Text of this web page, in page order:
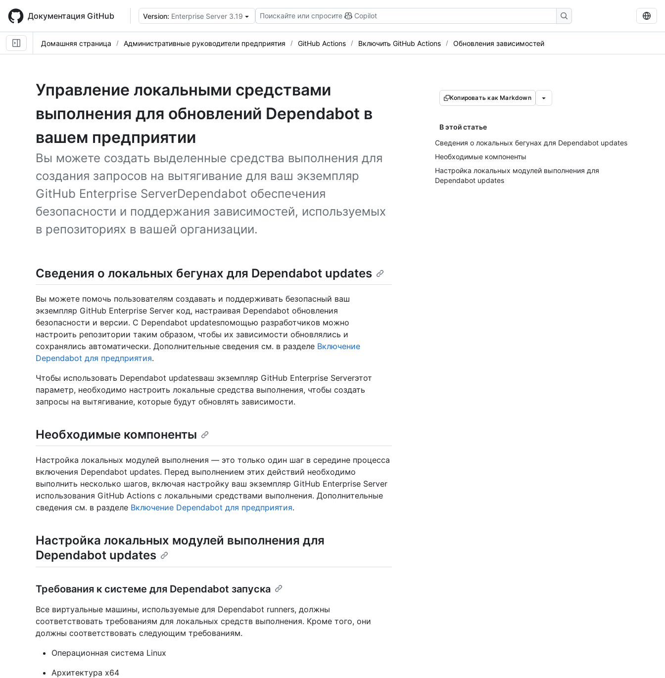
main
content
Документация GitHub Version: Enterprise Server 3.19 Поискайте или спросите Copilot
Домашняя страница Административные руководители предприятия GitHub Actions Включить GitHub Actions Обновления зависимостей
Управление локальными средствами
выполнения для обновлений Dependabot в
вашем предприятии
Вы можете создать выделенные средства выполнения для
создания запросов на вытягивание для ваш экземпляр
GitHub Enterprise ServerDependabot обеспечения
безопасности и поддержания зависимостей, используемых
в репозиториях в вашей организации.
Копировать как Markdown
В этой статье
Сведения о локальных бегунах для Dependabot updates
Необходимые компоненты
Настройка локальных модулей выполнения для
Dependabot updates
Сведения о локальных бегунах для Dependabot updates
Вы можете помочь пользователям создавать и поддерживать безопасный ваш
экземпляр GitHub Enterprise Server код, настраивая Dependabot обновления
безопасности и версии. С Dependabot updatesпомощью разработчиков можно
настроить репозитории таким образом, чтобы их зависимости обновлялись и
сохранялись автоматически. Дополнительные сведения см. в разделе Включение
Dependabot для предприятия.
Чтобы использовать Dependabot updatesваш экземпляр GitHub Enterprise Serverэтот
параметр, необходимо настроить локальные средства выполнения, чтобы создать
запросы на вытягивание, которые будут обновлять зависимости.
Необходимые компоненты
Настройка локальных модулей выполнения — это только один шаг в середине процесса
включения Dependabot updates. Перед выполнением этих действий необходимо
выполнить несколько шагов, включая настройку ваш экземпляр GitHub Enterprise Server
использования GitHub Actions с локальными средствами выполнения. Дополнительные
сведения см. в разделе Включение Dependabot для предприятия.
Настройка локальных модулей выполнения для
Dependabot updates
Требования к системе для Dependabot запуска
Все виртуальные машины, используемые для Dependabot runners, должны
соответствовать требованиям для локальных средств выполнения. Кроме того, они
должны соответствовать следующим требованиям.
Операционная система Linux
Архитектура x64